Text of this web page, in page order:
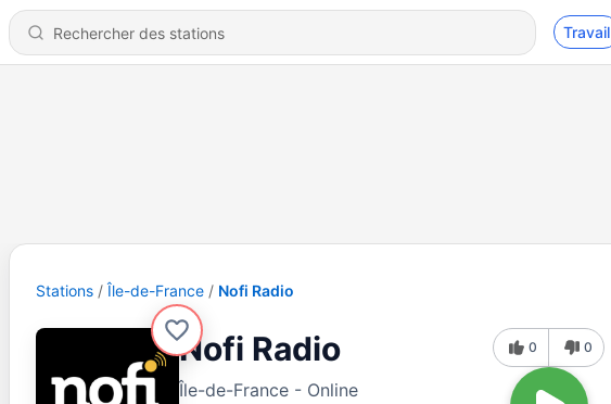
Travail
Stations Île-de-France Nofi Radio
Nofi Radio
Île-de-France - Online
0 0